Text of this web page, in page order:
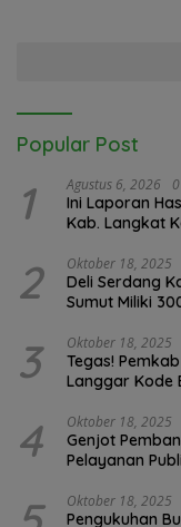
Popular Post
1 Agustus 6, 2026
Ini Laporan
Kab. Langkat
2 Oktober 18, 2025
Deli Serdang
Sumut Miliki
3 Oktober 18, 2025
Tegas!
Langgar Kode
4 Oktober 18, 2025
Genjot
Pelayanan
Oktober 18, 2025
Pengukuhan